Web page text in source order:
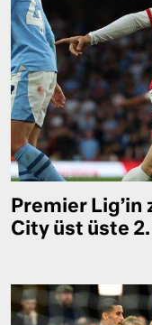
Premier Lig’in
City üst üste 2.